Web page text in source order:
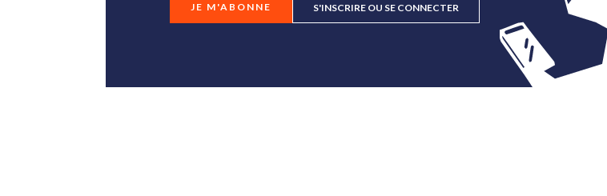
JE M'ABONNE S'INSCRIRE OU SE CONNECTER